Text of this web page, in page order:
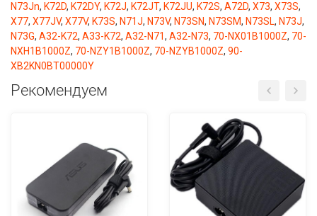
N73Jn, K72D, K72DY, K72J, K72JT, K72JU, K72S, A72D, X73, X73S,
X77, X77JV, X77V, K73S, N71J, N73V, N73SN, N73SM, N73SL, N73J,
N73G, A32-K72, A33-K72, A32-N71, A32-N73, 70-NX01B1000Z, 70-
NXH1B1000Z, 70-NZY1B1000Z, 70-NZYB1000Z, 90-
XB2KN0BT00000Y
Рекомендуем